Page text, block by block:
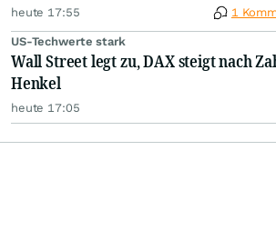
heute 17:55 1
US-Techwerte stark
Wall Street legt zu, DAX steigt nach
Henkel
heute 17:05